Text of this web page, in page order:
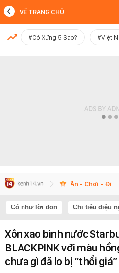
MỚI NHẤT
VỀ TRANG CHỦ
#Có Xứng 5 Sao? #Việt
Ăn - Chơi - Đi
Có như lời đồn Chi tiêu điệu
Xôn xao bình nước
BLACKPINK với màu
chưa gì đã lo bị “thổi